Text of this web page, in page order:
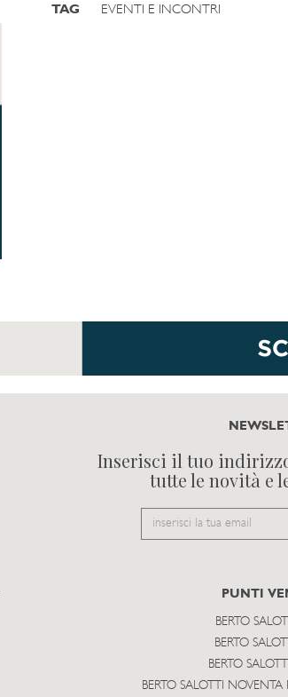
TAG EVENTI E INCONTRI
Inserisci il tuo
tutte le novità e
Email
PUNTI
BERTO
BERTO
BERTO
BERTO SALOTTI